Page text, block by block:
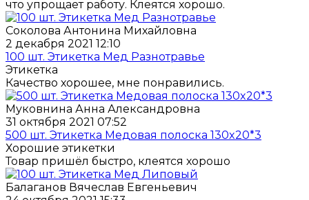
что упрощает работу. Клеятся хорошо.
Соколова Антонина Михайловна
2 декабря 2021 12:10
100 шт. Этикетка Мед Разнотравье
Этикетка
Качество хорошее, мне понравились.
Муковнина Анна Александровна
31 октября 2021 07:52
500 шт. Этикетка Медовая полоска 130x20*3
Хорошие этикетки
Товар пришёл быстро, клеятся хорошо
Балаганов Вячеслав Евгеньевич